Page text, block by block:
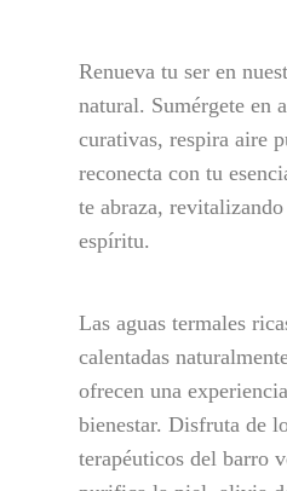
Renueva tu ser en
natural. Sumérgete en
curativas, respira aire
reconecta con tu
te abraza,
espíritu.
Las aguas termales
calentadas
ofrecen una
bienestar. Disfruta de
terapéuticos del barro